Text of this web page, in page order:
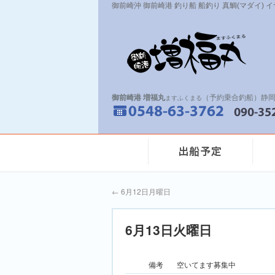
御前崎沖 御前崎港 釣り船 船釣り 真鯛(マダイ)
御前崎港 増福丸ますふくまる （予約乗合釣船）静
← 6月12日月曜日
6月13日火曜日
備考 空いてます募集中